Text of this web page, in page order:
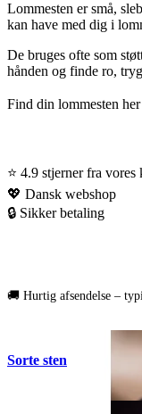
Lommesten er små,
kan have med dig i
De bruges ofte som
hånden og finde ro,
Find din lommesten her
⭐ 4.9 stjerner fra vores
💖 Dansk webshop
🔒 Sikker betaling
🚚 Hurtig afsendelse –
Sorte sten